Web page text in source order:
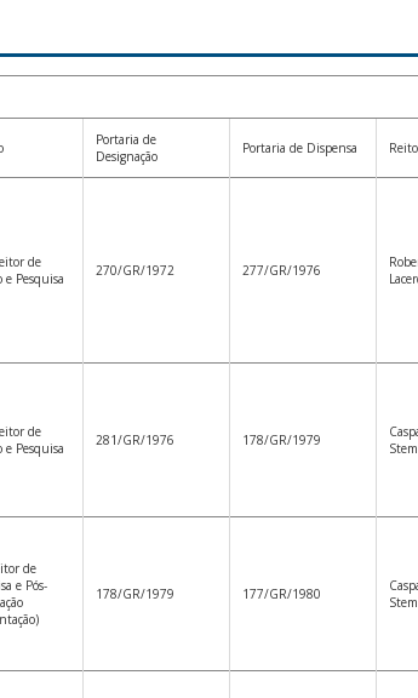
Portaria de
Designação
Portaria de Dispensa
de
e Pesquisa
270/GR/1972 277/GR/1976
de
e Pesquisa
281/GR/1976 178/GR/1979
de
e Pós-
178/GR/1979 177/GR/1980